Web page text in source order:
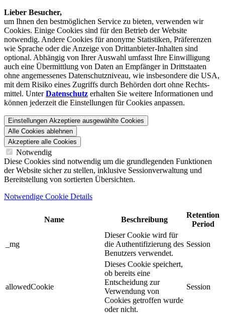
Lieber Besucher,
um Ihnen den best­möglichen Service zu bieten, verwenden wir
Cookies. Einige Cookies sind für den Betrieb der Website
notwendig. Andere Cookies für anonyme Statistiken, Präferenzen
wie Sprache oder die Anzeige von Dritt­anbieter-Inhalten sind
optional. Abhängig von Ihrer Auswahl umfasst Ihre Einwilligung
auch eine Übermittlung von Daten an Empfänger in Drittstaaten
ohne angemessenes Daten­schutz­niveau, wie insbesondere die USA,
mit dem Risiko eines Zugriffs durch Behörden dort ohne Rechts­
mittel. UnterDatenschutz erhalten Sie weitere Informationen und
können jederzeit die Einstellungen für Cookies anpassen.
Einstellungen Akzeptiere ausgewählte Cookies
Alle Cookies ablehnen
Akzeptiere alle Cookies
Notwendig
Diese Cookies sind notwendig um die grundlegenden Funktionen
der Website sicher zu stellen, inklusive Sessionverwaltung und
Bereitstellung von sortierten Übersichten.
Notwendige Cookie Details
Name Beschreibung
Retention
Period
_mg
Dieser Cookie wird für
die Authentifizierung des
Benutzers verwendet.
Session
allowedCookie
Dieses Cookie speichert,
ob bereits eine
Entscheidung zur
Verwendung von
Cookies getroffen wurde
oder nicht.
Session